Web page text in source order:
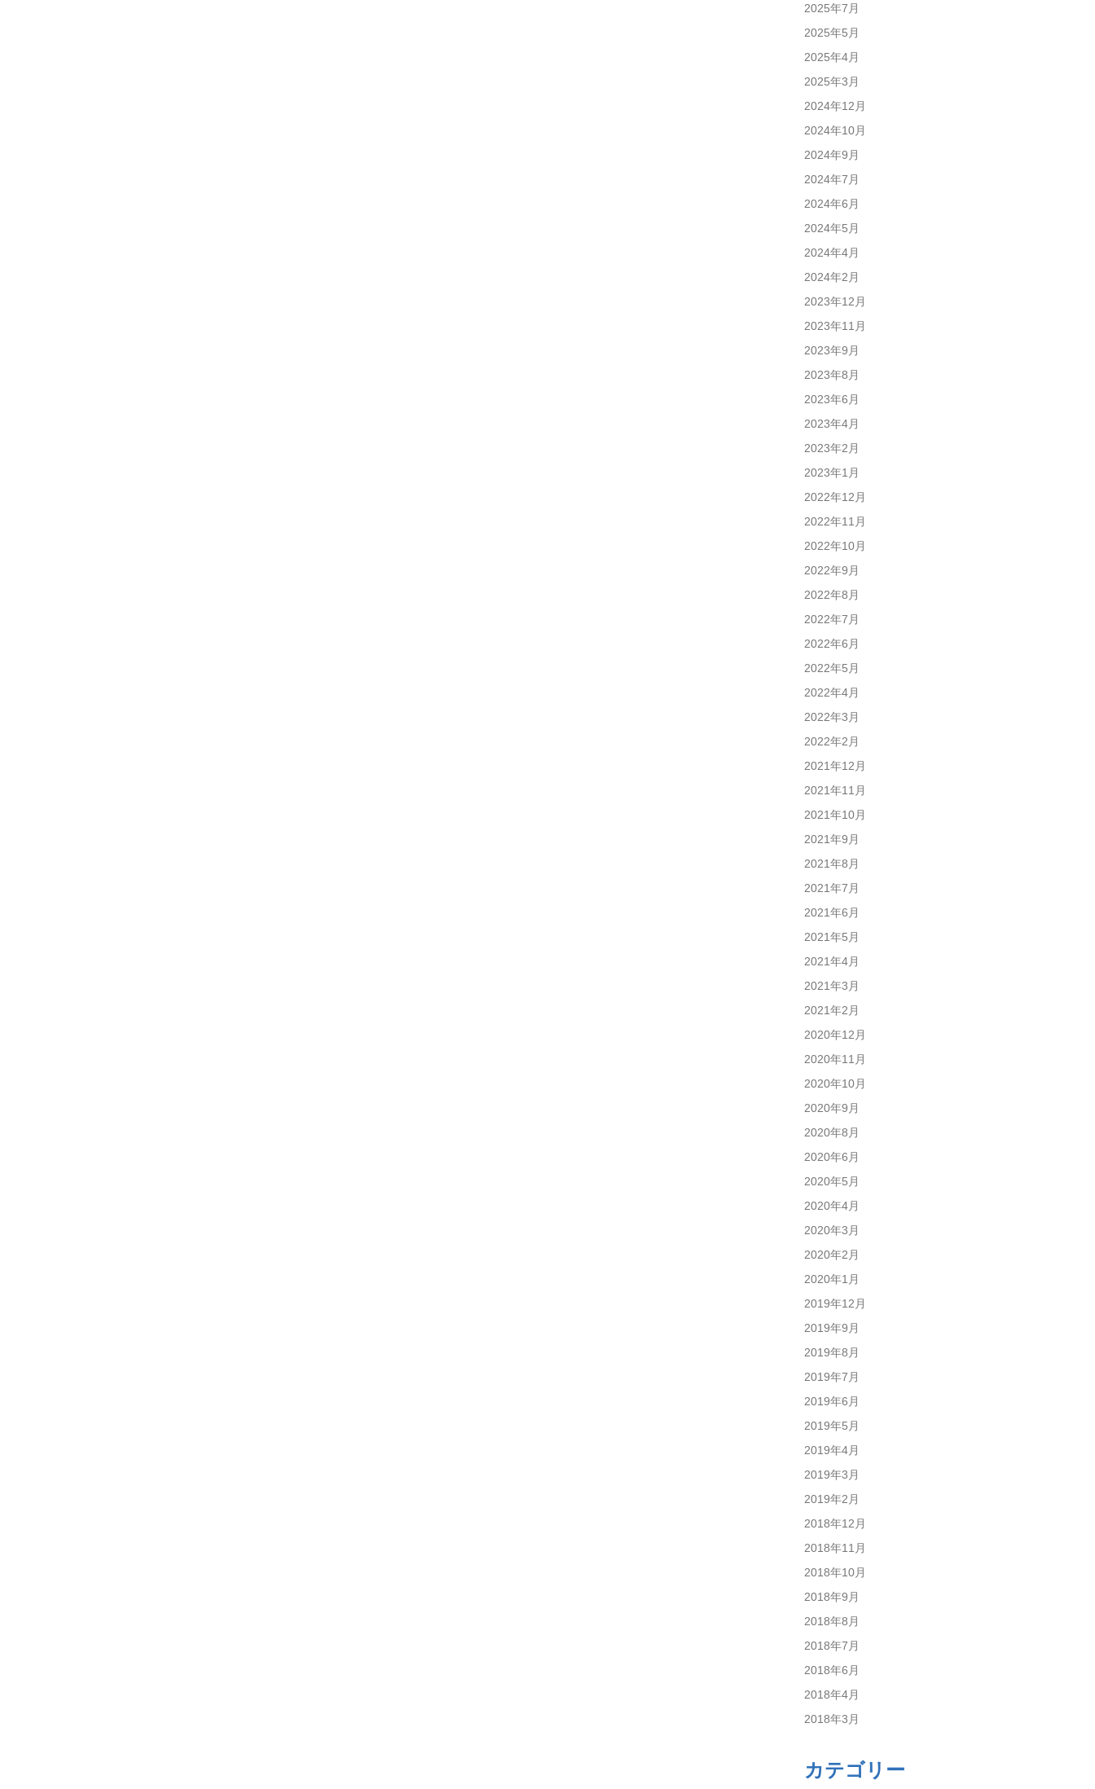
2025年7月
2025年5月
2025年4月
2025年3月
2024年12月
2024年10月
2024年9月
2024年7月
2024年6月
2024年5月
2024年4月
2024年2月
2023年12月
2023年11月
2023年9月
2023年8月
2023年6月
2023年4月
2023年2月
2023年1月
2022年12月
2022年11月
2022年10月
2022年9月
2022年8月
2022年7月
2022年6月
2022年5月
2022年4月
2022年3月
2022年2月
2021年12月
2021年11月
2021年10月
2021年9月
2021年8月
2021年7月
2021年6月
2021年5月
2021年4月
2021年3月
2021年2月
2020年12月
2020年11月
2020年10月
2020年9月
2020年8月
2020年6月
2020年5月
2020年4月
2020年3月
2020年2月
2020年1月
2019年12月
2019年9月
2019年8月
2019年7月
2019年6月
2019年5月
2019年4月
2019年3月
2019年2月
2018年12月
2018年11月
2018年10月
2018年9月
2018年8月
2018年7月
2018年6月
2018年4月
2018年3月
カテゴリー